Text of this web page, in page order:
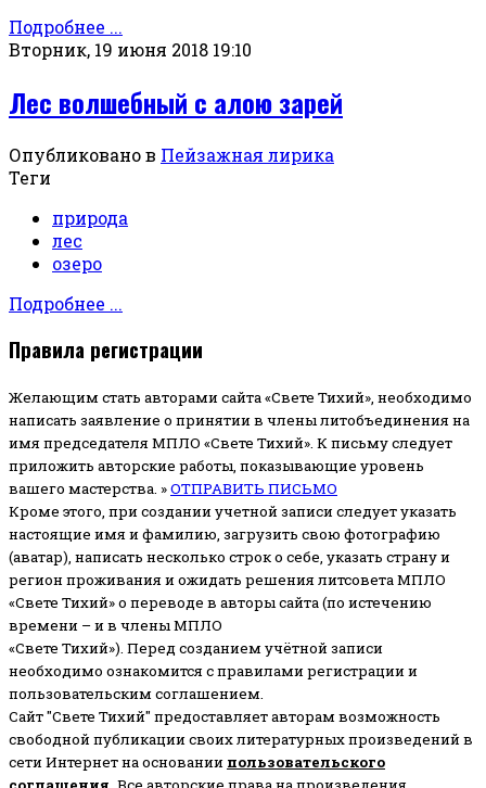
Подробнее ...
Вторник, 19 июня 2018 19:10
Лес волшебный с алою зарей
Опубликовано в Пейзажная лирика
Теги
природа
лес
озеро
Подробнее ...
Правила регистрации
Желающим стать авторами сайта «Свете Тихий», необходимо
написать заявление о принятии в члены литобъединения на
имя председателя МПЛО «Свете Тихий». К письму следует
приложить авторские работы, показывающие уровень
вашего мастерства. »ОТПРАВИТЬ ПИСЬМО
Кроме этого, при создании учетной записи следует указать
настоящие имя и фамилию, загрузить свою фотографию
(аватар), написать несколько строк о себе, указать страну и
регион проживания и ожидать решения литсовета МПЛО
«Свете Тихий» о переводе в авторы сайта (по истечению
времени – и в члены МПЛО
«Свете Тихий»). Перед созданием учётной записи
необходимо ознакомится с правилами регистрации и
пользовательским соглашением.
Сайт "Свете Тихий" предоставляет авторам возможность
свободной публикации своих литературных произведений в
сети Интернет на основании пользовательского